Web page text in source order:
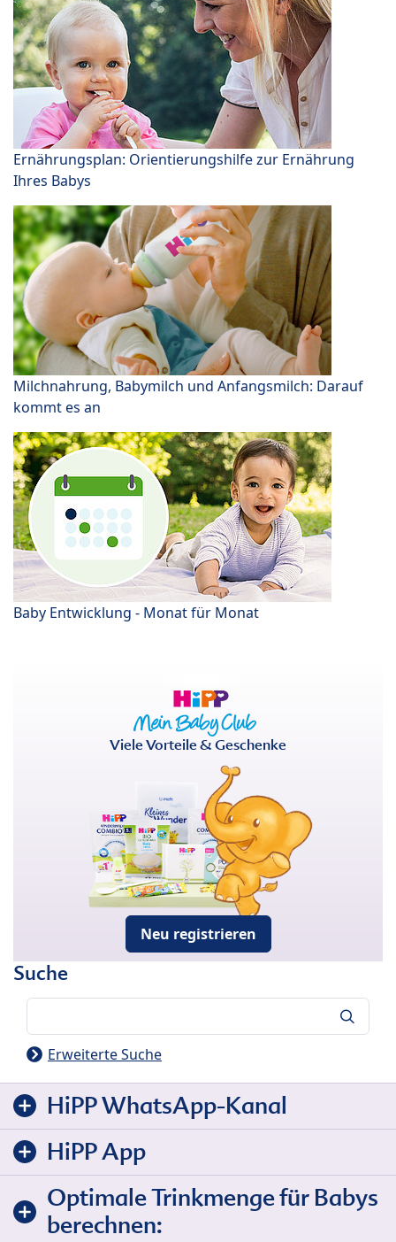
Ernährungsplan: Orientierungshilfe zur Ernährung
Ihres Babys
Milchnahrung, Babymilch und Anfangsmilch: Darauf
kommt es an
Baby Entwicklung - Monat für Monat
Viele Vorteile & Geschenke
Neu registrieren
Suche
Erweiterte Suche
HiPP WhatsApp-Kanal
HiPP App
Optimale Trinkmenge für Babys
berechnen: